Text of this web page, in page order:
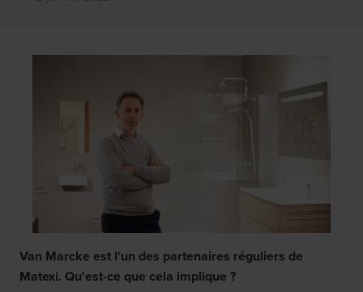
Van Marcke est l'un des partenaires réguliers de
Matexi. Qu'est-ce que cela implique ?